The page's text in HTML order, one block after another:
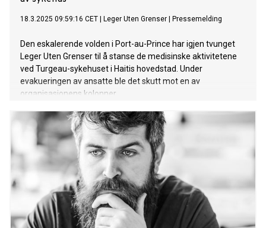
18.3.2025 09:59:16 CET Leger Uten Grenser Pressemelding
Den eskalerende volden i Port-au-Prince har igjen tvunget
Leger Uten Grenser til å stanse de medisinske aktivitetene
ved Turgeau-sykehuset i Haitis hovedstad. Under
evakueringen av ansatte ble det skutt mot en av
organisasjonens kolonner.